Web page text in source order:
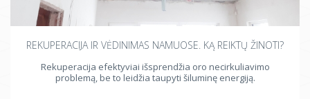
REKUPERACIJA IR VĖDINIMAS NAMUOSE. KĄ REIKTŲ ŽINOTI?
Rekuperacija efektyviai išsprendžia oro necirkuliavimo
problemą, be to leidžia taupyti šiluminę energiją.